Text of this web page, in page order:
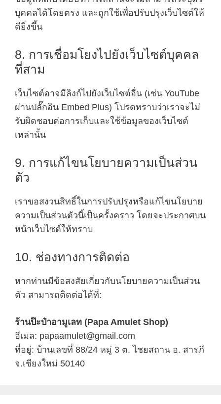
บุคคลได้โดยตรง และถูกใช้เพื่อปรับปรุงเว็บไซต์ให้
ดียิ่งขึ้น
8. การเชื่อมโยงไปยังเว็บไซต์บุคคล
ที่สาม
เว็บไซต์อาจมีลิงก์ไปยังเว็บไซต์อื่น (เช่น YouTube
ผ่านปลั๊กอิน Embed Plus) โปรดทราบว่าเราจะไม่
รับผิดชอบต่อการเก็บและใช้ข้อมูลของเว็บไซต์
เหล่านั้น
9. การแก้ไขนโยบายความเป็นส่วน
ตัว
เราขอสงวนสิทธิ์ในการปรับปรุงหรือแก้ไขนโยบาย
ความเป็นส่วนตัวนี้เป็นครั้งคราว โดยจะประกาศบน
หน้าเว็บไซต์ให้ทราบ
10. ช่องทางการติดต่อ
หากท่านมีข้อสงสัยเกี่ยวกับนโยบายความเป็นส่วน
ตัว สามารถติดต่อได้ที่:
ร้านป๊ะป๋าอามูเลท (Papa Amulet Shop)
อีเมล: papaamulet@gmail.com
ที่อยู่: บ้านเลขที่ 88/24 หมู่ 3 ต. ไชยสถาน อ. สารภี
จ.เชียงใหม่ 50140